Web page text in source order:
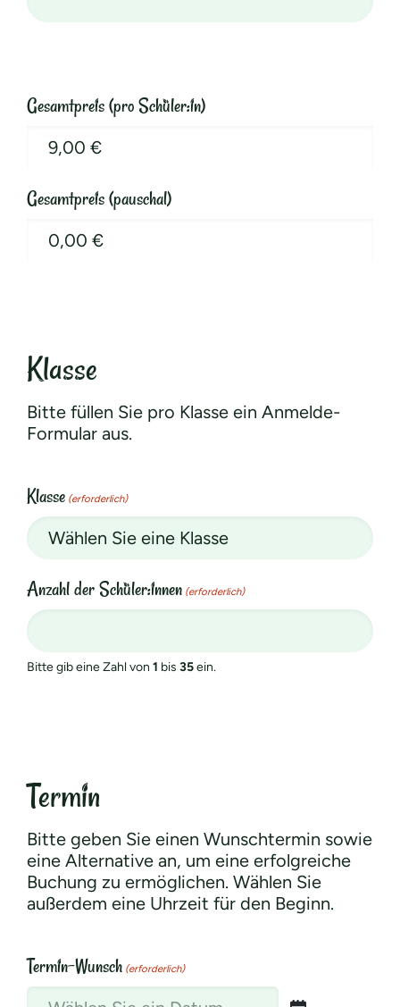
Gesamtpreis (pro Schüler:in)
Gesamtpreis (pauschal)
Klasse
Bitte füllen Sie pro Klasse ein Anmelde-
Formular aus.
Klasse (erforderlich)
Anzahl der Schüler:innen (erforderlich)
Bitte gib eine Zahl von 1 bis 35ein.
Termin
Bitte geben Sie einen Wunschtermin sowie
eine Alternative an, um eine erfolgreiche
Buchung zu ermöglichen. Wählen Sie
außerdem eine Uhrzeit für den Beginn.
Termin-Wunsch (erforderlich)